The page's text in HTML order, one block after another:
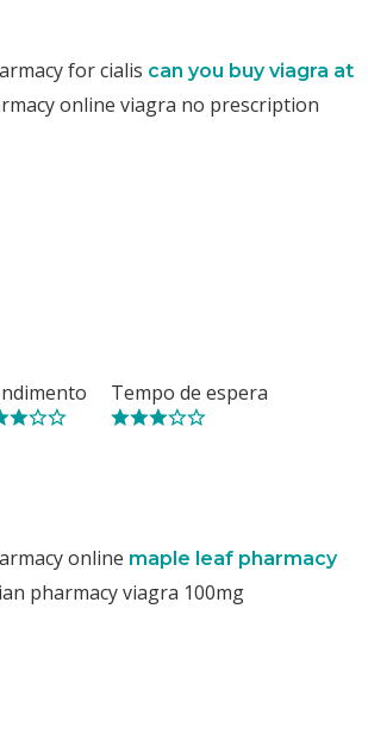
for cialis can you buy viagra at
online viagra no prescription
Tempo de espera
online maple leaf pharmacy
pharmacy viagra 100mg